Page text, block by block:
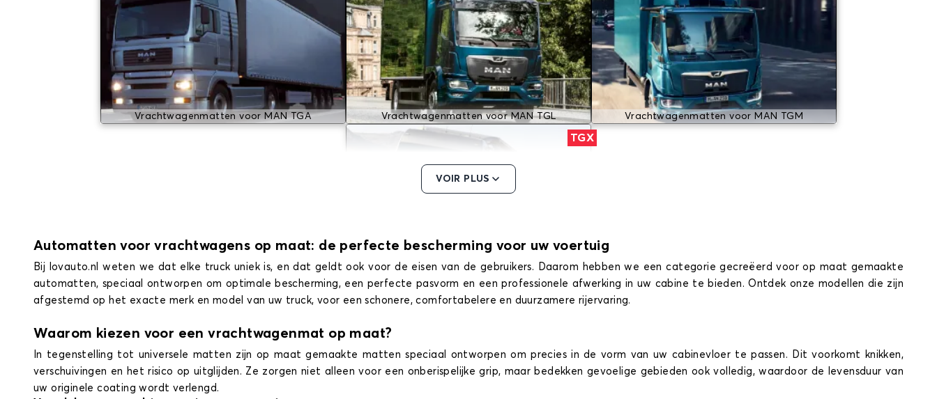
Vrachtwagenmatten voor MAN TGA Vrachtwagenmatten voor MAN TGL Vrachtwagenmatten voor MAN TGM
TGX
Vrachtwagenmatten voor MAN TGX
VOIR PLUS
Automatten voor vrachtwagens op maat: de perfecte bescherming voor uw voertuig
Bij lovauto.nl weten we dat elke truck uniek is, en dat geldt ook voor de eisen van de gebruikers. Daarom hebben we een categorie gecreëerd voor op maat gemaakte
automatten, speciaal ontworpen om optimale bescherming, een perfecte pasvorm en een professionele afwerking in uw cabine te bieden. Ontdek onze modellen die zijn
afgestemd op het exacte merk en model van uw truck, voor een schonere, comfortabelere en duurzamere rijervaring.
Waarom kiezen voor een vrachtwagenmat op maat?
In tegenstelling tot universele matten zijn op maat gemaakte matten speciaal ontworpen om precies in de vorm van uw cabinevloer te passen. Dit voorkomt knikken,
verschuivingen en het risico op uitglijden. Ze zorgen niet alleen voor een onberispelijke grip, maar bedekken gevoelige gebieden ook volledig, waardoor de levensduur van
uw originele coating wordt verlengd.